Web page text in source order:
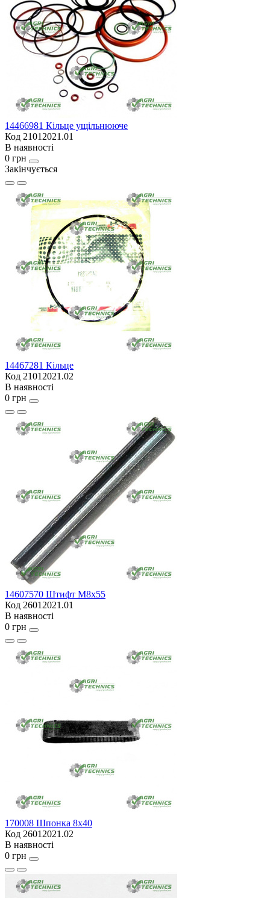
14466981 Кільце ущільнююче
Код 21012021.01
В наявності
0 грн
Закінчується
14467281 Кільце
Код 21012021.02
В наявності
0 грн
14607570 Штифт M8x55
Код 26012021.01
В наявності
0 грн
170008 Шпонка 8х40
Код 26012021.02
В наявності
0 грн